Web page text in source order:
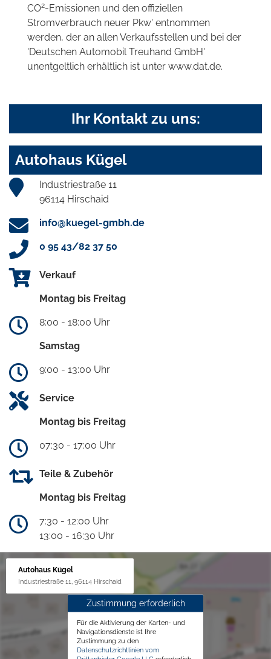
CO2-Emissionen und den offiziellen
Stromverbrauch neuer Pkw' entnommen
werden, der an allen Verkaufsstellen und bei der
'Deutschen Automobil Treuhand GmbH'
unentgeltlich erhältlich ist unter www.dat.de.
Ihr Kontakt zu uns:
Autohaus Kügel
Industriestraße 11
96114 Hirschaid
info@kuegel-gmbh.de
0 95 43/82 37 50
Verkauf
Montag bis Freitag
8:00 - 18:00 Uhr
Samstag
9:00 - 13:00 Uhr
Service
Montag bis Freitag
07:30 - 17:00 Uhr
Teile & Zubehör
Montag bis Freitag
7:30 - 12:00 Uhr
13:00 - 16:30 Uhr
Autohaus Kügel
Industriestraße 11, 96114 Hirschaid
Zustimmung erforderlich
Für die Aktivierung der Karten- und
Navigationsdienste ist Ihre
Zustimmung zu den
Datenschutzrichtlinien vom